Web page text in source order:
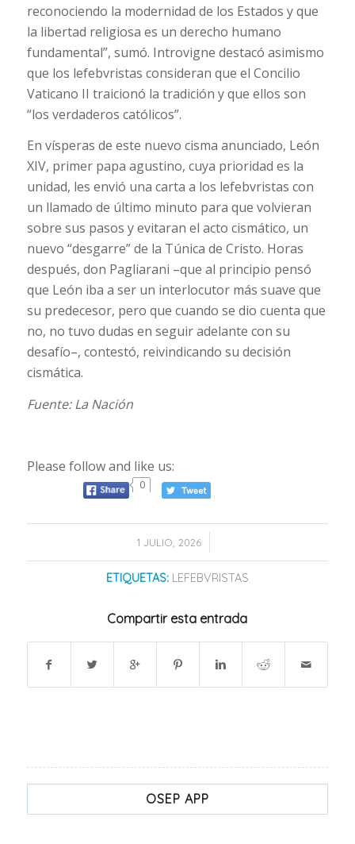
reconociendo la modernidad de los Estados y que
la libertad religiosa es un derecho humano
fundamental”, sumó. Introvigne destacó asimismo
que los lefebvristas consideran que el Concilio
Vaticano II traicionó la tradición y que ellos son
“los verdaderos católicos”.
En vísperas de este nuevo cisma anunciado, León
XIV, primer papa agustino, cuya prioridad es la
unidad, les envió una carta a los lefebvristas con
un llamado de último minuto para que volvieran
sobre sus pasos y evitaran el acto cismático, un
nuevo “desgarre” de la Túnica de Cristo. Horas
después, don Pagliarani –que al principio pensó
que León iba a ser un interlocutor más suave que
su predecesor, pero que cuando se dio cuenta que
no, no tuvo dudas en seguir adelante con su
desafío–, contestó, reivindicando su decisión
cismática.
Fuente: La Nación
Please follow and like us:
0
1 JULIO, 2026
/
ETIQUETAS: LEFEBVRISTAS
Compartir esta entrada
OSEP APP